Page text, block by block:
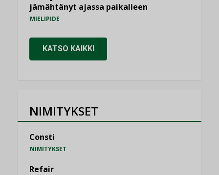
jämähtänyt ajassa paikalleen
MIELIPIDE
KATSO KAIKKI
NIMITYKSET
Consti
NIMITYKSET
Refair